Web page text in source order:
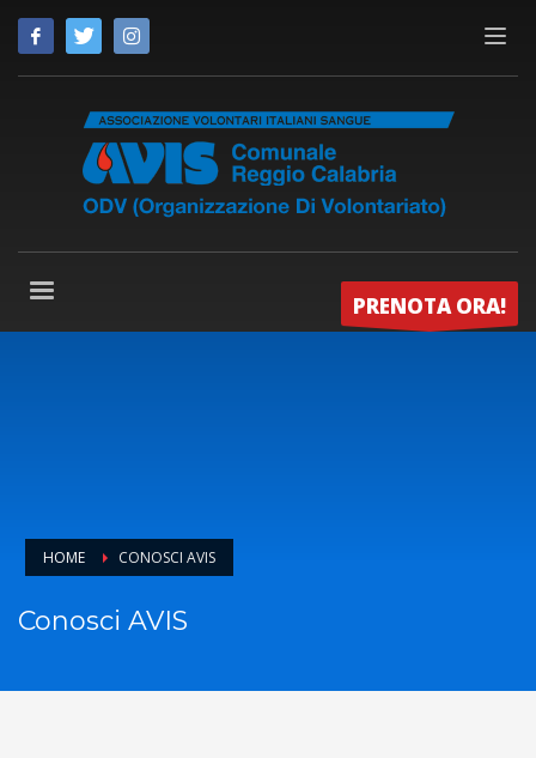
PRENOTA ORA!
HOME CONOSCI AVIS
Conosci AVIS